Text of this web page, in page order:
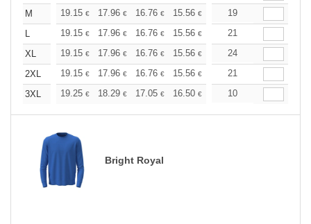
M
19.15 € 17.96 € 16.76 € 15.56 € 14.36€
19
L
19.15 € 17.96 € 16.76 € 15.56 € 14.36€
21
XL
19.15 € 17.96 € 16.76 € 15.56 € 14.36€
24
2XL
19.15 € 17.96 € 16.76 € 15.56 € 14.36€
21
3XL
19.25 € 18.29 € 17.05 € 16.50 € 15.68€
10
Bright Royal